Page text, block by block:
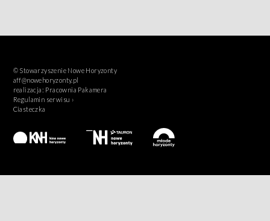
© Stowarzyszenie Nowe Horyzonty
aff@nowehoryzonty.pl
realizacja: Pracownia Pakamera
Regulamin serwisu ›
Ciasteczka